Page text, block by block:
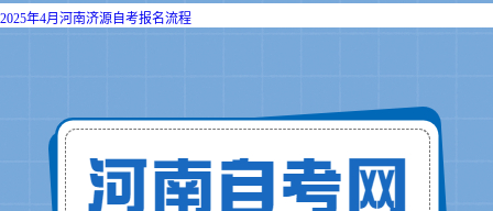
2025年4月河南济源自考报名流程